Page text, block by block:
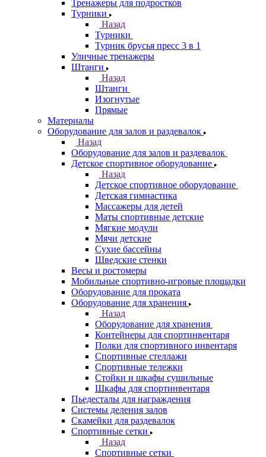
Тренажеры для подростков
Турники
Назад
Турники
Турник брусья пресс 3 в 1
Уличные тренажеры
Штанги
Назад
Штанги
Изогнутые
Прямые
Материалы
Оборудование для залов и раздевалок
Назад
Оборудование для залов и раздевалок
Детское спортивное оборудование
Назад
Детское спортивное оборудование
Детская гимнастика
Массажеры для детей
Маты спортивные детские
Мягкие модули
Мячи детские
Сухие бассейны
Шведские стенки
Весы и ростомеры
Мобильные спортивно-игровые площадки
Оборудование для проката
Оборудование для хранения
Назад
Оборудование для хранения
Контейнеры для спортинвентаря
Полки для спортивного инвентаря
Спортивные стеллажи
Спортивные тележки
Стойки и шкафы сушильные
Шкафы для спортинвентаря
Пьедесталы для награждения
Системы деления залов
Скамейки для раздевалок
Спортивные сетки
Назад
Спортивные сетки